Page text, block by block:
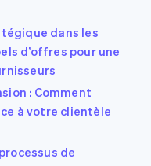
dans les
d’offres pour une
: Comment
à votre clientèle
de